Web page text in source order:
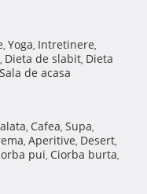
, Yoga, Intretinere,
, Dieta de slabit, Dieta
Sala de acasa
, Cafea, Supa,
, Aperitive, Desert,
pui, Ciorba burta,